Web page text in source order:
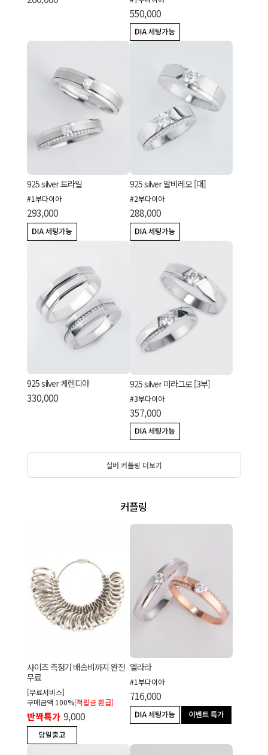
550,000
925 silver 트라일
#1부다이아
293,000
925 silver 알비레오 [대]
#2부다이아
288,000
925 silver 케렌디아
330,000
925 silver 미라그로 [3부]
#3부다이아
357,000
실버 커플링 더보기
커플링
사이즈 측정기 배송비까지 완전
무료
[무료서비스]
구매금액 100%[적립금 환급]
반짝특가 9,000
엘라라
#1부다이아
716,000